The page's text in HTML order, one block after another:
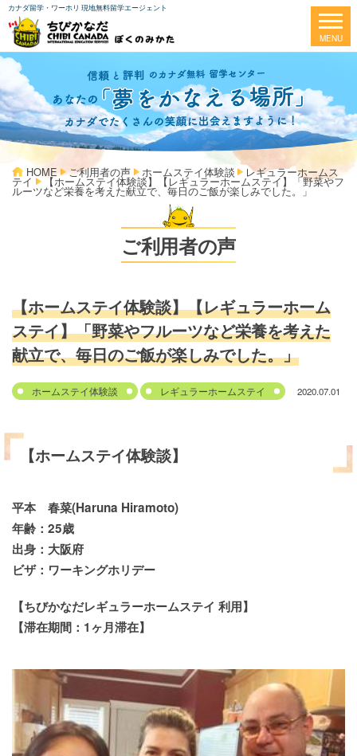
カナダ留学・ワーホリ 現地無料留学エージェント
HOME ご利用者の声 ホームステイ体験談 レギュラーホームス
テイ 【ホームステイ体験談】【レギュラーホームステイ】「野菜やフ
ルーツなど栄養を考えた献立で、毎日のご飯が楽しみでした。」
ご利用者の声
【ホームステイ体験談】【レギュラーホーム
ステイ】「野菜やフルーツなど栄養を考えた
献立で、毎日のご飯が楽しみでした。」
ホームステイ体験談 レギュラーホームステイ 2020.07.01
【ホームステイ体験談】
平本 春菜(Haruna Hiramoto)
年齢：25歳
出身：大阪府
ビザ：ワーキングホリデー
【ちびかなだレギュラーホームステイ 利用】
【滞在期間：1ヶ月滞在】